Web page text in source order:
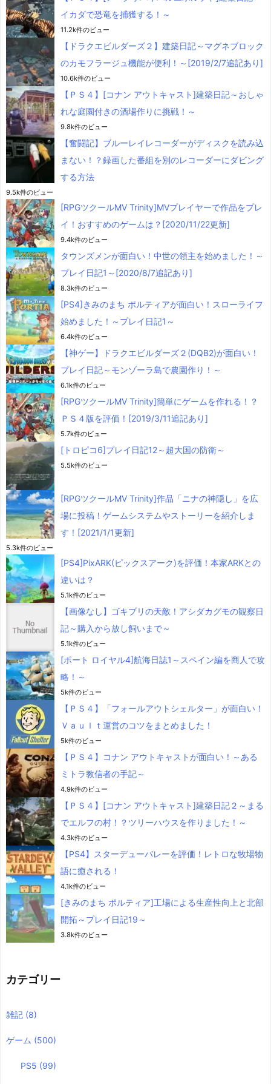
イカダで恐竜を捕獲する！～
11.2k件のビュー
【ドラクエビルダーズ２】建築日記～マグネブロック
のカモフラージュ機能が便利！～[2019/2/7追記あり]
10.6k件のビュー
【ＰＳ４】[コナン アウトキャスト]建築日記～おしゃ
れな庭園付きの酒場作りに挑戦！～
9.8k件のビュー
【奮闘記】ブルーレイレコーダーがディスクを読み込
まない！？録画した番組を別のレコーダーにダビング
する方法
9.5k件のビュー
[RPGツクールMV Trinity]MVプレイヤーで作品をプレ
イ！おすすめのゲームは？[2020/11/22更新]
9.4k件のビュー
タウンズメンが面白い！中世の領主を始めました！～
プレイ日記1～[2020/8/7追記あり]
8.3k件のビュー
[PS4]きみのまち ポルティアが面白い！スローライフ
始めました！～プレイ日記1～
6.4k件のビュー
【神ゲー】ドラクエビルダーズ２(DQB2)が面白い！
プレイ日記～モンゾーラ島で農園作り！～
6.1k件のビュー
[RPGツクールMV Trinity]簡単にゲームを作れる！？
ＰＳ４版を評価！[2019/3/11追記あり]
5.7k件のビュー
[トロピコ6]プレイ日記12～超大国の防衛～
5.5k件のビュー
[RPGツクールMV Trinity]作品「ニナの神隠し」を広
場に投稿！ゲームシステムやストーリーを紹介しま
す！[2021/1/1更新]
5.3k件のビュー
[PS4]PixARK(ピックスアーク)を評価！本家ARKとの
違いは？
5.1k件のビュー
【画像なし】ゴキブリの天敵！アシダカグモの観察日
記～購入から放し飼いまで～
5.1k件のビュー
[ポート ロイヤル4]航海日誌1～スペイン編を商人で攻
略！～
5k件のビュー
【ＰＳ４】「フォールアウトシェルター」が面白い！
Ｖａｕｌｔ運営のコツをまとめました！
5k件のビュー
【ＰＳ４】コナン アウトキャストが面白い！～ある
ミトラ教信者の手記～
4.9k件のビュー
【ＰＳ４】[コナン アウトキャスト]建築日記２～まる
でエルフの村！？ツリーハウスを作りました！～
4.3k件のビュー
【PS4】スターデューバレーを評価！レトロな牧場物
語に癒される！
4.1k件のビュー
[きみのまち ポルティア]工場による生産性向上と北部
開拓～プレイ日記19～
3.8k件のビュー
カテゴリー
雑記 (8)
ゲーム (500)
PS5 (99)